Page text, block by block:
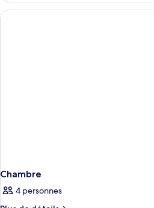
type
de
Chambre
4 personnes